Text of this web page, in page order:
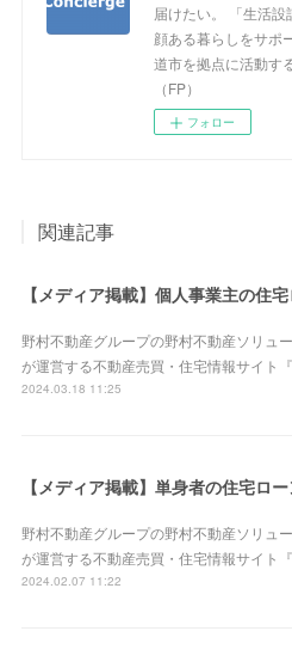
届けたい。 「生活
顔ある暮らしをサポ
道市を拠点に活動す
（FP）
フォロー
関連記事
【メディア掲載】個人事業主の住
野村不動産グループの野村不動産ソリュ
が運営する不動産売買・住宅情報サイト
2024.03.18 11:25
【メディア掲載】単身者の住宅ロ
野村不動産グループの野村不動産ソリュ
が運営する不動産売買・住宅情報サイト
2024.02.07 11:22